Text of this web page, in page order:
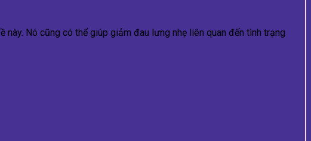
này. Nó cũng có thể giúp giảm đau lưng nhẹ liên quan đến tình trạng